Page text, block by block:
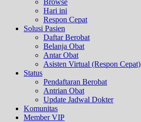
Hari ini
Respon Cepat
Solusi Pasien
Daftar Berobat
Belanja Obat
Antar Obat
Asisten Virtual (Respon Cepat)
Status
Pendaftaran Berobat
Antrian Obat
Update Jadwal Dokter
Komunitas
Member VIP